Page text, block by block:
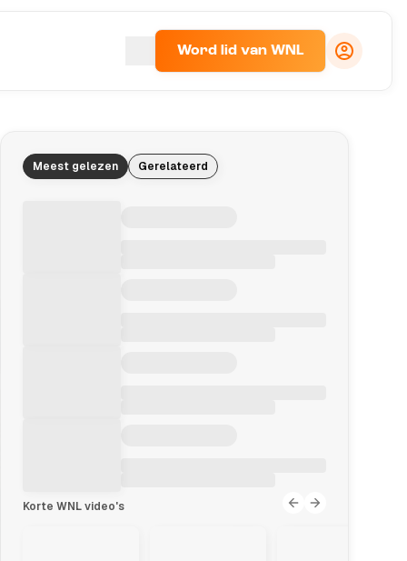
Word lid van WNL
Meest gelezen Gerelateerd
Korte WNL video's